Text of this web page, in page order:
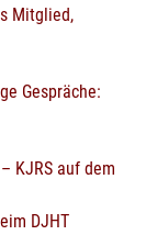
Mitglied,
Gespräche:
KJRS auf dem
DJHT